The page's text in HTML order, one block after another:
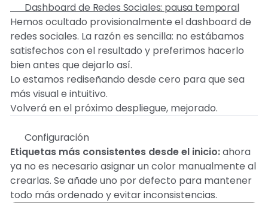
🔧 Dashboard de Redes Sociales: pausa temporal
Hemos ocultado provisionalmente el dashboard de
redes sociales. La razón es sencilla: no estábamos
satisfechos con el resultado y preferimos hacerlo
bien antes que dejarlo así.
Lo estamos rediseñando desde cero para que sea
más visual e intuitivo.
Volverá en el próximo despliegue, mejorado.
⚙️ Configuración
Etiquetas más consistentes desde el inicio:ahora
ya no es necesario asignar un color manualmente al
crearlas. Se añade uno por defecto para mantener
todo más ordenado y evitar inconsistencias.